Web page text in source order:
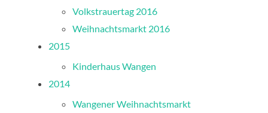
Volkstrauertag 2016
Weihnachtsmarkt 2016
2015
Kinderhaus Wangen
2014
Wangener Weihnachtsmarkt